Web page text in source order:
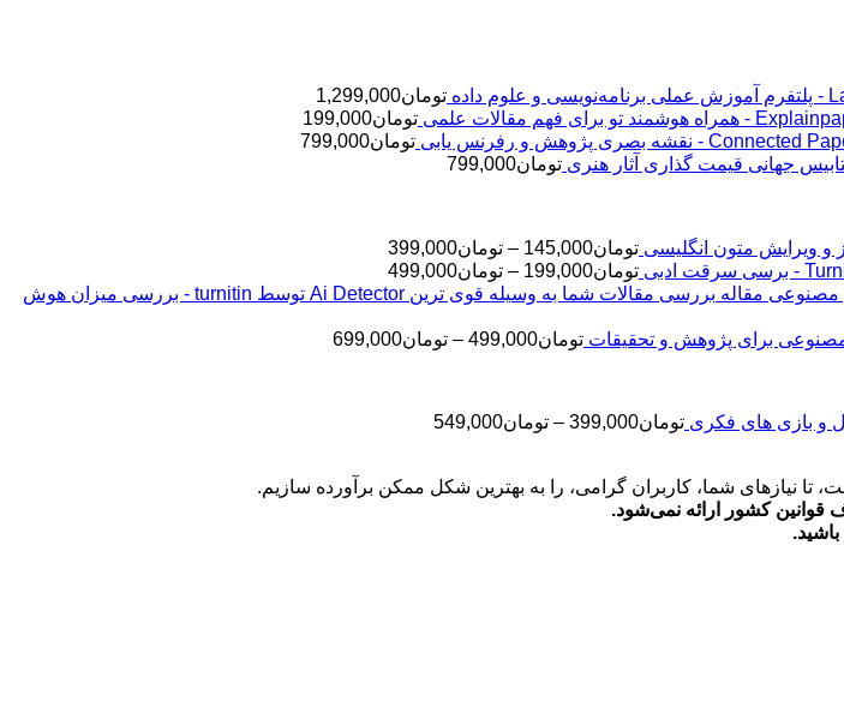
تومان1,299,000
تومان199,000
تومان799,000
تومان799,000
تومان145,000
– تومان399,000محدوده
قیمت:
تومان145,000
تومان399,000
تومان199,000
– تومان499,000محدوده
قیمت:
تا
بررسی مقالات شما به وسیله قوی ترین Ai Detector توسط turnitin - بررسی میزان هوش
تومان499,000
– تومان699,000محدوده
تومان399,000
– تومان549,000
تا
نیازهای شما، کاربران گرامی، را به بهترین شکل ممکن برآورده سازیم.
کشور ارائه نمی‌شود.